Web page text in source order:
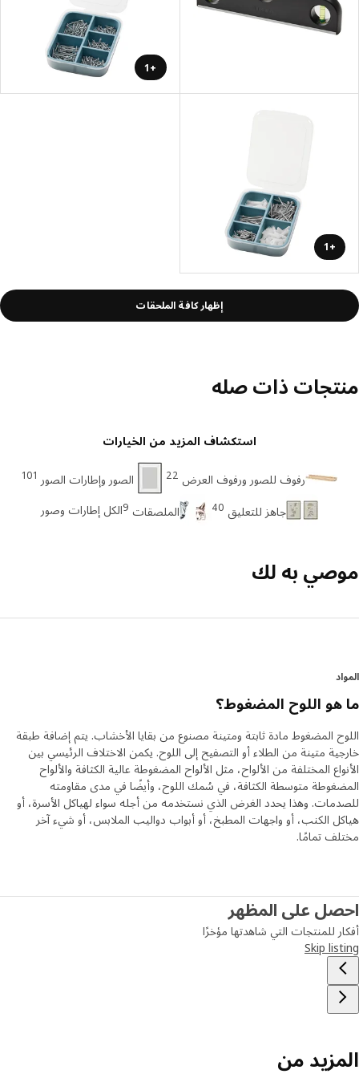
+1
+1
إظهار كافة الملحقات
ذات صله
استكشاف المزيد من الخيارات
رفوف للصور ورفوف العرض 22 الصور وإطارات الصور
جاهز للتعليق 40 الملصقات 9الكل إطارات وصور
به لك
اللوح المضغوط؟
المضغوط مادة ثابتة ومتينة مصنوع من بقايا الأخشاب. يتم إضافة طبقة
متينة من الطلاء أو التصفيح إلى اللوح. يكمن الاختلاف الرئيسي بين
المختلفة من الألواح، مثل الألواح المضغوطة عالية الكثافة والألواح
متوسطة الكثافة، في سُمك اللوح، وأيضًا في مدى مقاومته
وهذا يحدد الغرض الذي نستخدمه من أجله سواء لهياكل الأسرة، أو
الكنب، أو واجهات المطبخ، أو أبواب دواليب الملابس، أو شيء آخر
تمامًا.
على المظهر
للمنتجات التي شاهدتها مؤخرًا
Skip
من